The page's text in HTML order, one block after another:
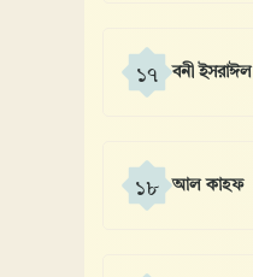
১৭ বনী ইসরাঈল
১৮ আল কাহফ